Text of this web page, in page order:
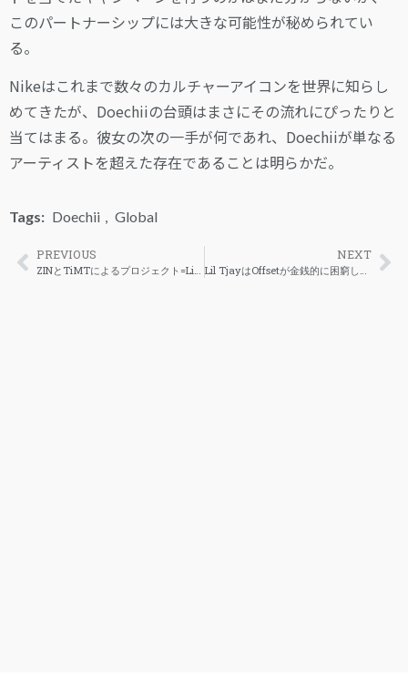
このパートナーシップには大きな可能性が秘められてい
る。
Nikeはこれまで数々のカルチャーアイコンを世界に知らし
めてきたが、Doechiiの台頭はまさにその流れにぴったりと
当てはまる。彼女の次の一手が何であれ、Doechiiが単なる
アーティストを超えた存在であることは明らかだ。
Tags: Doechii , Global
PREVIOUS
ZINとTiMTによるプロジェクト=Lipsumの最新シングル「I don’t think I love you」が解禁
NEXT
Lil TjayはOffsetが金銭的に困窮していると非難